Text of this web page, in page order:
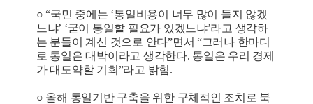
○ “국민 중에는 ‘통일비용이 너무 많이 들지 않겠
느냐’ ‘굳이 통일할 필요가 있겠느냐’라고 생각하
는 분들이 계신 것으로 안다”면서 “그러나 한마디
로 통일은 대박이라고 생각한다. 통일은 우리 경제
가 대도약할 기회”라고 밝힘.
○ 올해 통일기반 구축을 위한 구체적인 조치로 북